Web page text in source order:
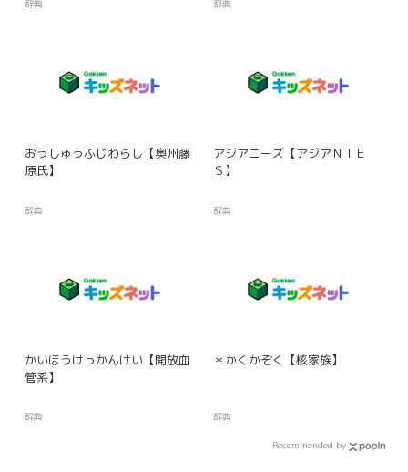
辞典 辞典
おうしゅうふじわらし【奥州藤
原氏】
辞典
アジアニーズ【アジアＮＩＥ
Ｓ】
辞典
かいほうけっかんけい【開放血
管系】
辞典
＊かくかぞく【核家族】
辞典
Recommended by